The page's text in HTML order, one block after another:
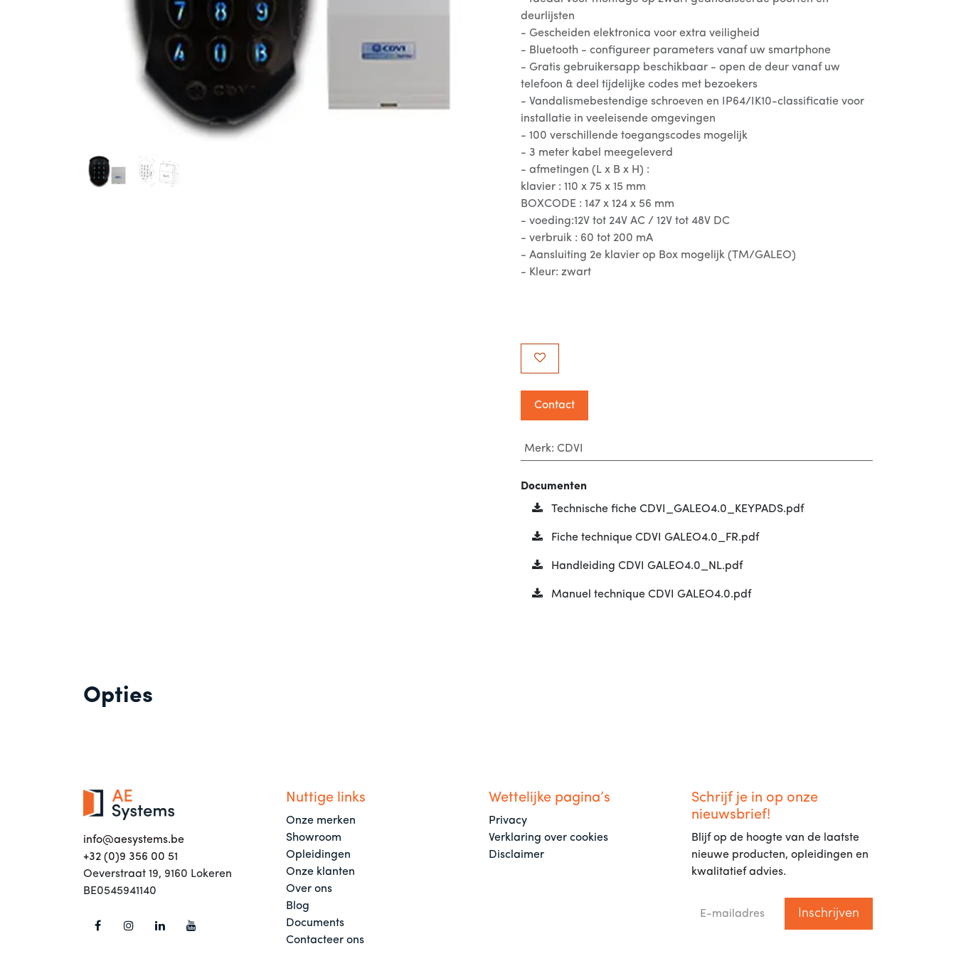
deurlijsten
- Gescheiden elektronica voor extra veiligheid
- Bluetooth - configureer parameters vanaf uw smartphone
- Gratis gebruikersapp beschikbaar - open de deur vanaf uw
telefoon & deel tijdelijke codes met bezoekers
- Vandalismebestendige schroeven en IP64/IK10-classificatie voor
installatie in veeleisende omgevingen
- 100 verschillende toegangscodes mogelijk
- 3 meter kabel meegeleverd
- afmetingen (L x B x H) :
klavier : 110 x 75 x 15 mm
BOXCODE : 147 x 124 x 56 mm
- voeding:12V tot 24V AC / 12V tot 48V DC
- verbruik : 60 tot 200 mA
- Aansluiting 2e klavier op Box mogelijk (TM/GALEO)
- Kleur: zwart
Contact
Merk: CDVI
Documenten
Technische fiche CDVI_GALEO4.0_KEYPADS.pdf
Fiche technique CDVI GALEO4.0_FR.pdf
Handleiding CDVI GALEO4.0_NL.pdf
Manuel technique CDVI GALEO4.0.pdf
Opties
info@aesystems.be
+32 (0)9 356 00 51
Oeverstraat 19, 9160 Lokeren
BE0545941140
Nuttige links
Onze merken
Showroom
Opleidingen
Onze klanten
Over ons
Blog
Documents
Contacteer ons
Wettelijke pagina’s
Privacy
Verklaring over cookies
Disclaimer
Schrijf je in op onze
nieuwsbrief!
Blijf op de hoogte van de laatste
nieuwe producten, opleidingen en
kwalitatief advies.
Inschrijven